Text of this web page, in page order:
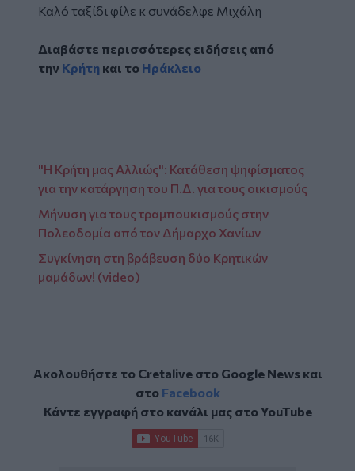
Καλό ταξίδι φίλε κ συνάδελφε Μιχάλη
Διαβάστε περισσότερες ειδήσεις από
την Κρήτη και το Ηράκλειο
"Η Κρήτη μας Αλλιώς": Κατάθεση ψηφίσματος
για την κατάργηση του Π.Δ. για τους οικισμούς
Μήνυση για τους τραμπουκισμούς στην
Πολεοδομία από τον Δήμαρχο Χανίων
Συγκίνηση στη βράβευση δύο Κρητικών
μαμάδων! (video)
Ακολουθήστε το Cretalive στο Google Newsκαι
στο Facebook
Κάντε εγγραφή στο κανάλι μας στοYouTube